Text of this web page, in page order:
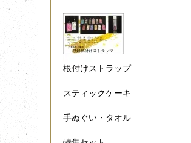
根付けストラップ
スティックケーキ
手ぬぐい・タオル